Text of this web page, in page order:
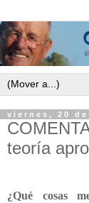
viernes, 20 de
teoría
¿Qué cosas